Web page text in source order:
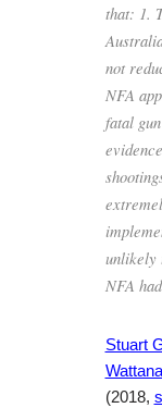
that: 1.
not
NFA
fatal
unlikely
NFA
Stuart
(2018,